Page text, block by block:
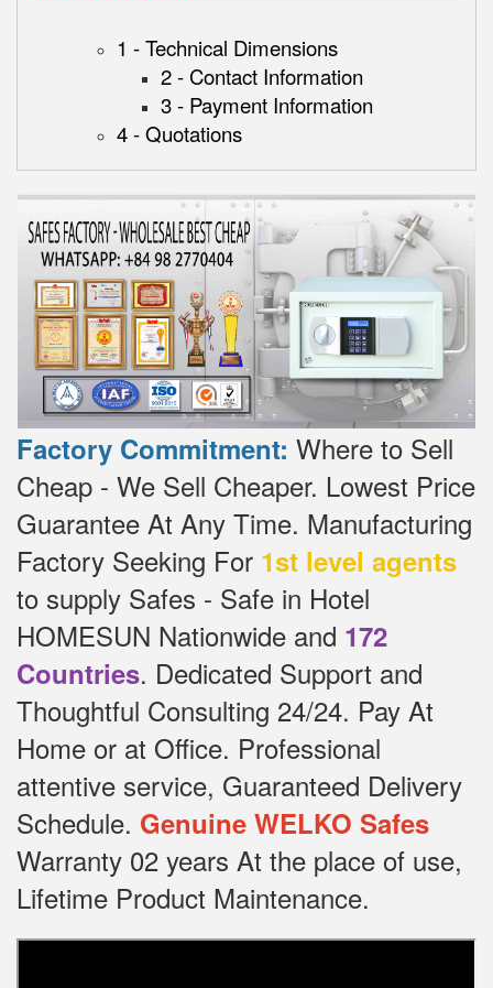
1 - Technical Dimensions
2 - Contact Information
3 - Payment Information
4 - Quotations
Factory Commitment: Where to Sell
Cheap - We Sell Cheaper. Lowest Price
Guarantee At Any Time. Manufacturing
Factory Seeking For 1st level agents
to supply Safes - Safe in Hotel
HOMESUN Nationwide and 172
Countries. Dedicated Support and
Thoughtful Consulting 24/24. Pay At
Home or at Office. Professional
attentive service, Guaranteed Delivery
Schedule. Genuine WELKO Safes
Warranty 02 years At the place of use,
Lifetime Product Maintenance.